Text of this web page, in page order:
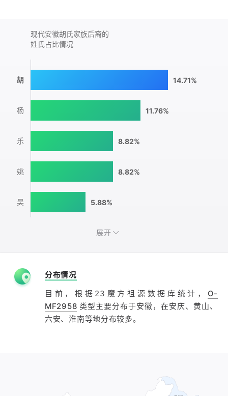
现代安徽胡氏家族后裔的
姓氏占比情况
14.71%
胡
11.76%
杨
8.82%
乐
8.82%
姚
5.88%
吴
展开
分布情况
目前，根据23魔方祖源数据库统计， O-
MF2958 类型主要分布于安徽，在安庆、黄山、
六安、淮南等地分布较多。